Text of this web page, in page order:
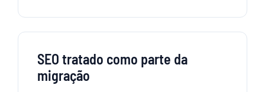
SEO tratado como parte da
migração